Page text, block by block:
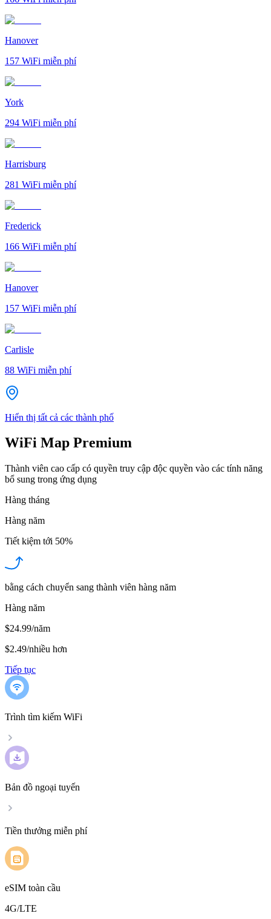
Hanover
157 WiFi miễn phí
York
294 WiFi miễn phí
Harrisburg
281 WiFi miễn phí
Frederick
166 WiFi miễn phí
Hanover
157 WiFi miễn phí
Carlisle
88 WiFi miễn phí
Hiển thị tất cả các thành phố
WiFi Map Premium
Thành viên cao cấp có quyền truy cập độc quyền vào các tính năng
bổ sung trong ứng dụng
Hàng tháng
Hàng năm
Tiết kiệm tới 50%
bằng cách chuyển sang thành viên hàng năm
Hàng năm
$24.99/năm
$2.49/nhiều hơn
Tiếp tục
Trình tìm kiếm WiFi
Bản đồ ngoại tuyến
Tiền thưởng miễn phí
eSIM toàn cầu
4G/LTE